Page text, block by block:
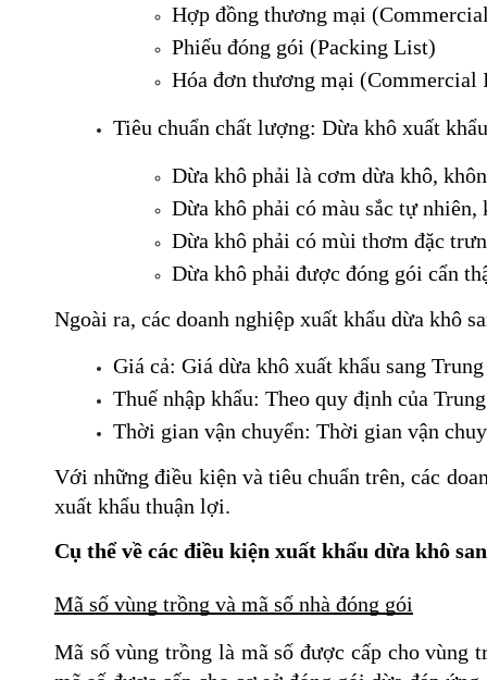
Hợp đồng thương mại
Phiếu đóng gói (Packing List)
Hóa đơn thương mại (Commercial
Tiêu chuẩn chất lượng: Dừa khô xuất
Dừa khô phải là cơm dừa khô,
Dừa khô phải có màu sắc tự nhiên,
Dừa khô phải có mùi thơm đặc
Dừa khô phải được đóng gói cẩn
Ngoài ra, các doanh nghiệp xuất khẩu dừa khô
Giá cả: Giá dừa khô xuất khẩu sang
Thuế nhập khẩu: Theo quy định của
Thời gian vận chuyển: Thời gian vận
Với những điều kiện và tiêu chuẩn trên, các
xuất khẩu thuận lợi.
Cụ thể về các điều kiện xuất khẩu dừa khô
Mã số vùng trồng và mã số nhà đóng gói
Mã số vùng trồng là mã số được cấp cho vùng